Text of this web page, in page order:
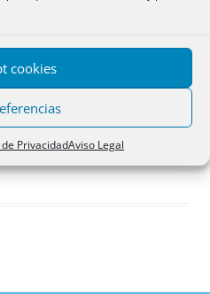
cookies
PrivacidadAviso Legal